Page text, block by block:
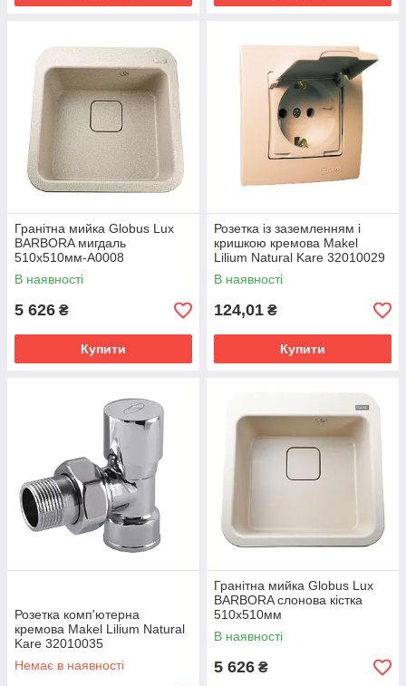
Гранітна мийка Globus Lux
BARBORA мигдаль
510х510мм-А0008
В наявності
5 626 ₴
Купити
Розетка із заземленням і
кришкою кремова Makel
Lilium Natural Kare 32010029
В наявності
124,01 ₴
Купити
Розетка комп'ютерна
кремова Makel Lilium Natural
Kare 32010035
Немає в наявності
Гранітна мийка Globus Lux
BARBORA слонова кiстка
510х510мм
В наявності
5 626 ₴